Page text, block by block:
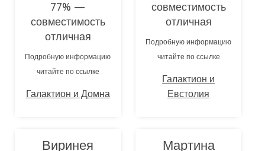
77% —
совместимость
отличная
Подробную информацию
читайте по ссылке
Галактион и Домна
совместимость
отличная
Подробную информацию
читайте по ссылке
Галактион и
Евстолия
Виринея Мартина